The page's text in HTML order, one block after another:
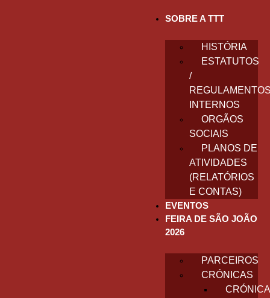
SOBRE A TTT
HISTÓRIA
ESTATUTOS
/
INTERNOS
ORGÃOS
SOCIAIS
PLANOS DE
ATIVIDADES
(RELATÓRIOS
E CONTAS)
EVENTOS
FEIRA DE SÃO JOÃO
2026
PARCEIROS
CRÓNICAS
CRÓNICA